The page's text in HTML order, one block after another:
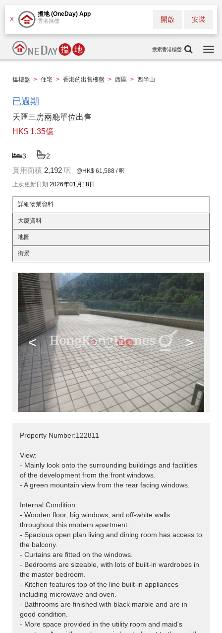
X
搵地 (OneDay) App
香港搵樓 安裝
開啟
搜索香港樓盤
搵樓盤 > 住宅 > 香港的出售樓盤 > 西區 > 西半山
已過期
天匯三房兩廳單位出售
HK$ 1.35億
3 2
實用面積 2,192 呎 @HK$ 61,588 / 呎
上次更新日期 2026年01月18日
詳細物業資料
大廈資料
地圖
街景
< >
Property Number:122811
View:
- Mainly look onto the surrounding buildings and facilities
of the development from the front windows.
- A green mountain view from the rear facing windows.
Internal Condition:
- Wooden floor, big windows, and off-white walls
throughout this modern apartment.
- Spacious open plan living and dining room has access to
the balcony.
- Curtains are fitted on the windows.
- Bedrooms are sizeable, with lots of built-in wardrobes in
the master bedroom.
- Kitchen features top of the line built-in appliances
including microwave and oven.
- Bathrooms are finished with black marble and are in
good condition.
- More space provided in the utility room and maid's